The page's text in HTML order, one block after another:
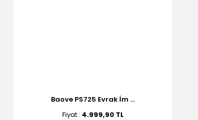
Baove PS725 Evrak İm ...
Fiyat : 4.999,90 TL